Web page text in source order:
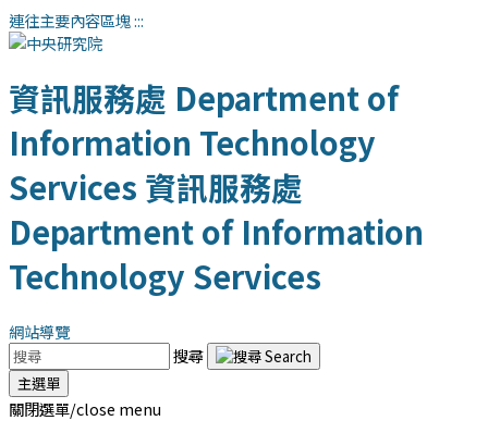
連往主要內容區塊:::
資訊服務處 Department of
Information Technology
Services 資訊服務處
Department of Information
Technology Services
網站導覽
搜尋
主選單
關閉選單/close menu